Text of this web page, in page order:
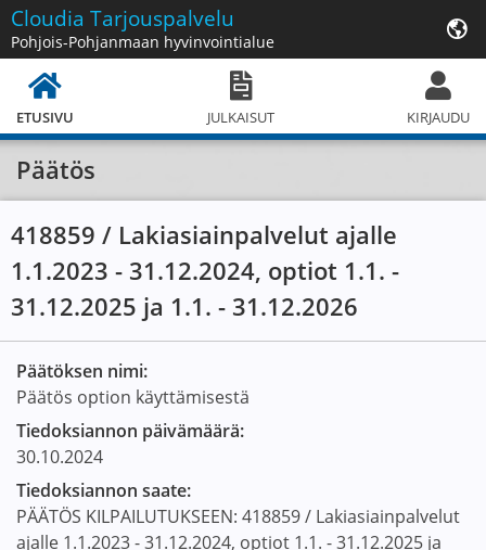
Cloudia Tarjouspalvelu
Pohjois-Pohjanmaan hyvinvointialue
ETUSIVU JULKAISUT KIRJAUDU
Päätös
418859 / Lakiasiainpalvelut ajalle
1.1.2023 - 31.12.2024, optiot 1.1. -
31.12.2025 ja 1.1. - 31.12.2026
Päätöksen nimi:
Päätös option käyttämisestä
Tiedoksiannon päivämäärä:
30.10.2024
Tiedoksiannon saate:
PÄÄTÖS KILPAILUTUKSEEN: 418859 / Lakiasiainpalvelut
ajalle 1.1.2023 - 31.12.2024, optiot 1.1. - 31.12.2025 ja